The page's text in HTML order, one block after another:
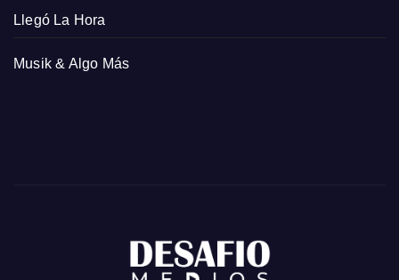
Llegó La Hora
Musik & Algo Más